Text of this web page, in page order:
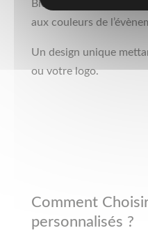
Bien entendu dans des
aux couleurs de
Un design unique
ou votre logo.
Comment
personnalisés ?